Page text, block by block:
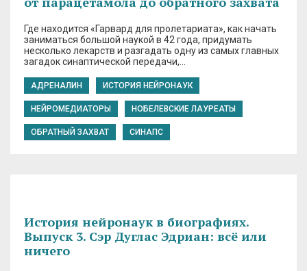
Где находится «Гарвард для пролетариата», как начать
заниматься большой наукой в 42 года, придумать
несколько лекарств и разгадать одну из самых главных
загадок синаптической передачи,…
АДРЕНАЛИН ИСТОРИЯ НЕЙРОНАУК
НЕЙРОМЕДИАТОРЫ НОБЕЛЕВСКИЕ ЛАУРЕАТЫ
ОБРАТНЫЙ ЗАХВАТ СИНАПС
История нейронаук в биографиях.
Выпуск 3. Сэр Дуглас Эдриан: всё или
ничего